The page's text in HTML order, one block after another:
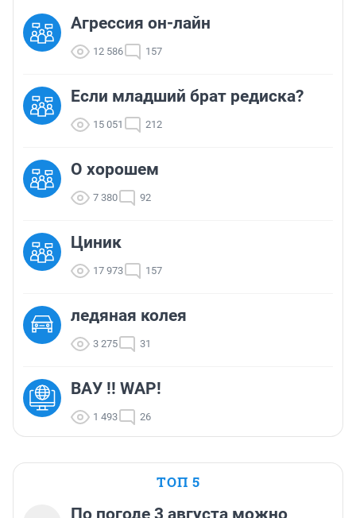
Агрессия он-лайн
12 586 157
Если младший брат редиска?
15 051 212
О хорошем
7 380 92
Циник
17 973 157
ледяная колея
3 275 31
ВАУ !! WAP!
1 493 26
ТОП 5
По погоде 3 августа можно